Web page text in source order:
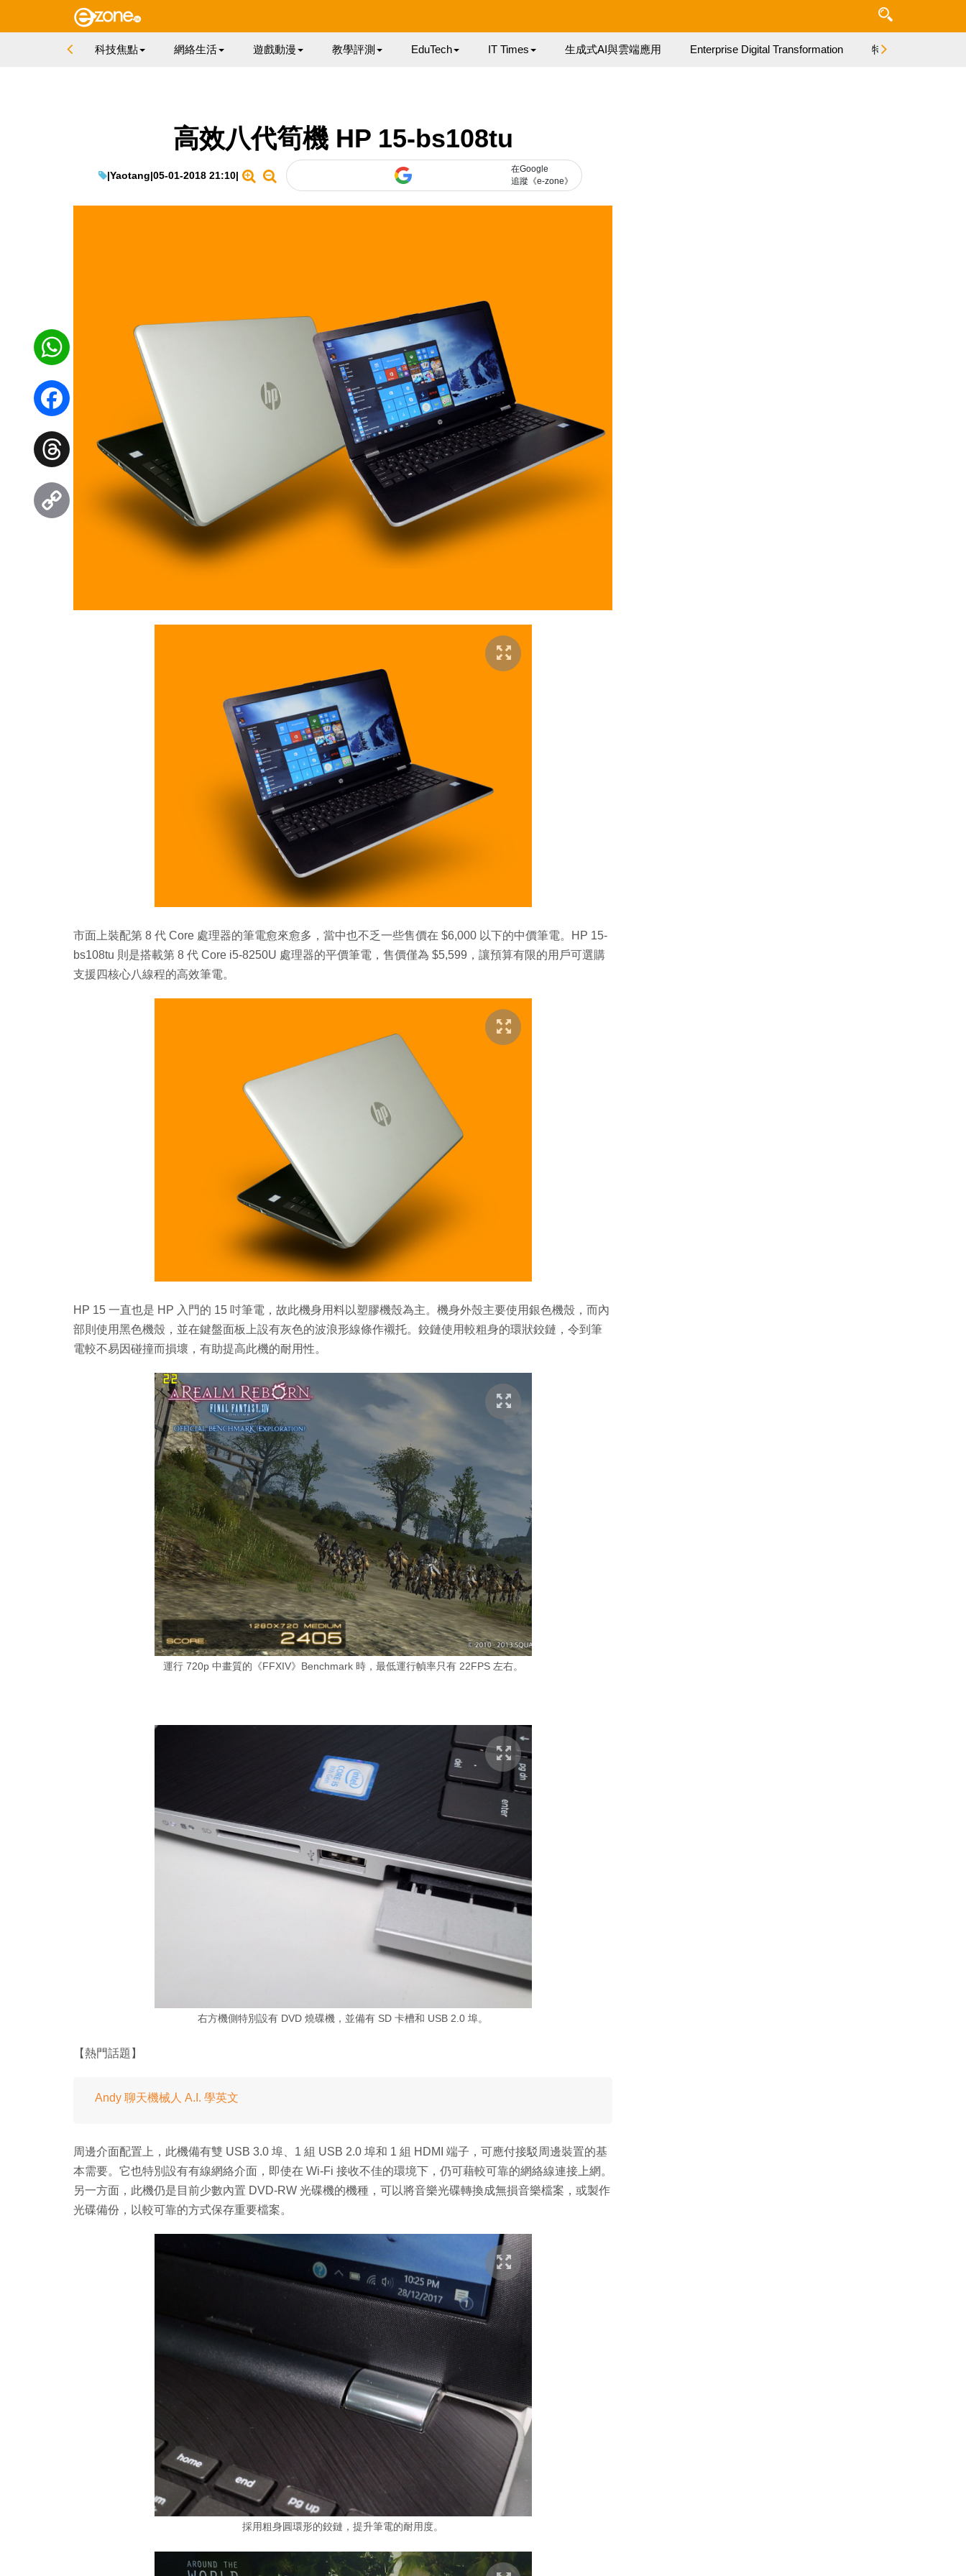
科技焦點 網絡生活 遊戲動漫 教學評測 EduTech IT Times 生成式AI與雲端應用 Enterprise Digital Transformation 特集
高效八代筍機 HP 15-bs108tu
|Yaotang|05-01-2018 21:10|
在Google
追蹤《e-zone》
市面上裝配第 8 代 Core 處理器的筆電愈來愈多，當中也不乏一些售價在 $6,000 以下的中價筆電。HP 15-
bs108tu 則是搭載第 8 代 Core i5-8250U 處理器的平價筆電，售價僅為 $5,599，讓預算有限的用戶可選購
支援四核心八線程的高效筆電。
HP 15 一直也是 HP 入門的 15 吋筆電，故此機身用料以塑膠機殼為主。機身外殼主要使用銀色機殼，而內
部則使用黑色機殼，並在鍵盤面板上設有灰色的波浪形線條作襯托。鉸鏈使用較粗身的環狀鉸鏈，令到筆
電較不易因碰撞而損壞，有助提高此機的耐用性。
運行 720p 中畫質的《FFXIV》Benchmark 時，最低運行幀率只有 22FPS 左右。
右方機側特別設有 DVD 燒碟機，並備有 SD 卡槽和 USB 2.0 埠。
【熱門話題】
Andy 聊天機械人 A.I. 學英文
周邊介面配置上，此機備有雙 USB 3.0 埠、1 組 USB 2.0 埠和 1 組 HDMI 端子，可應付接駁周邊裝置的基
本需要。它也特別設有有線網絡介面，即使在 Wi-Fi 接收不佳的環境下，仍可藉較可靠的網絡線連接上網。
另一方面，此機仍是目前少數內置 DVD-RW 光碟機的機種，可以將音樂光碟轉換成無損音樂檔案，或製作
光碟備份，以較可靠的方式保存重要檔案。
採用粗身圓環形的鉸鏈，提升筆電的耐用度。
WhatsApp
Facebook
Threads